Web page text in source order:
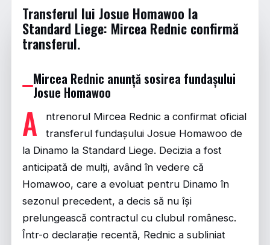
Transferul lui Josue Homawoo la
Standard Liege: Mircea Rednic confirmă
transferul.
Mircea Rednic anunță sosirea fundașului
Josue Homawoo
A
ntrenorul Mircea Rednic a confirmat oficial
transferul fundașului Josue Homawoo de
la Dinamo la Standard Liege. Decizia a fost
anticipată de mulți, având în vedere că
Homawoo, care a evoluat pentru Dinamo în
sezonul precedent, a decis să nu își
prelungească contractul cu clubul românesc.
Într-o declarație recentă, Rednic a subliniat